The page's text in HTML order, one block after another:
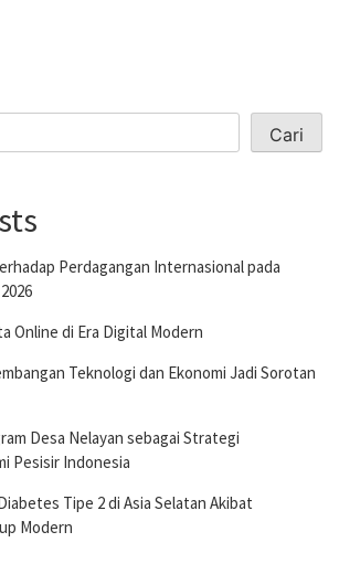
Cari
Perdagangan Internasional pada
Online di Era Digital Modern
Teknologi dan Ekonomi Jadi Sorotan
Desa Nelayan sebagai Strategi
Pesisir Indonesia
Tipe 2 di Asia Selatan Akibat
Modern